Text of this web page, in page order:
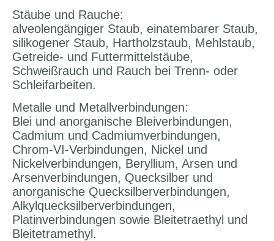
Stäube und Rauche:
alveolengängiger Staub, einatembarer Staub,
silikogener Staub, Hartholzstaub, Mehlstaub,
Getreide- und Futtermittelstäube,
Schweißrauch und Rauch bei Trenn- oder
Schleifarbeiten.
Metalle und Metallverbindungen:
Blei und anorganische Bleiverbindungen,
Cadmium und Cadmiumverbindungen,
Chrom-VI-Verbindungen, Nickel und
Nickelverbindungen, Beryllium, Arsen und
Arsenverbindungen, Quecksilber und
anorganische Quecksilberverbindungen,
Alkylquecksilberverbindungen,
Platinverbindungen sowie Bleitetraethyl und
Bleitetramethyl.